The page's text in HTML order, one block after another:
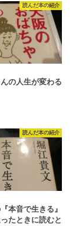
読んだ本の紹介
の人生が変わる
読んだ本の紹介
本音で生きる』
たときに読むと